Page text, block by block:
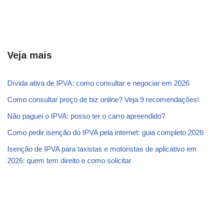
Veja mais
Dívida ativa de IPVA: como consultar e negociar em 2026
Como consultar preço de biz online? Veja 9 recomendações!
Não paguei o IPVA: posso ter o carro apreendido?
Como pedir isenção do IPVA pela internet: guia completo 2026
Isenção de IPVA para taxistas e motoristas de aplicativo em
2026: quem tem direito e como solicitar